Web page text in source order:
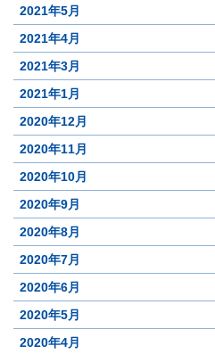
2021年5月
2021年4月
2021年3月
2021年1月
2020年12月
2020年11月
2020年10月
2020年9月
2020年8月
2020年7月
2020年6月
2020年5月
2020年4月